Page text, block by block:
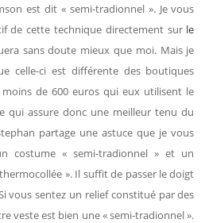
est dit « semi-tradionnel ». Je vous
de cette technique directement sur le
sans doute mieux que moi. Mais je
celle-ci est différente des boutiques
de 600 euros qui eux utilisent le
qui assure donc une meilleur tenu du
partage une astuce que je vous
costume « semi-tradionnel » et un
». Il suffit de passer le doigt
vous sentez un relief constitué par des
veste est bien une « semi-tradionnel ».